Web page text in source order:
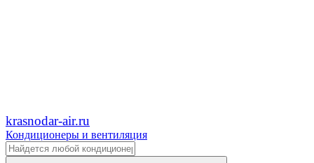
krasnodar-air.ru
Кондиционеры и вентиляция